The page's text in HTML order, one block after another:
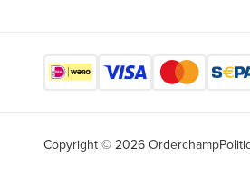
Copyright © 2026 Orderchamp